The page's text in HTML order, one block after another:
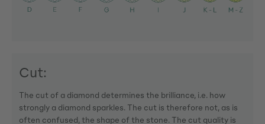
Cut:
The cut of a diamond determines the brilliance, i.e. how
strongly a diamond sparkles. The cut is therefore not, as is
often confused, the shape of the stone. The cut quality is